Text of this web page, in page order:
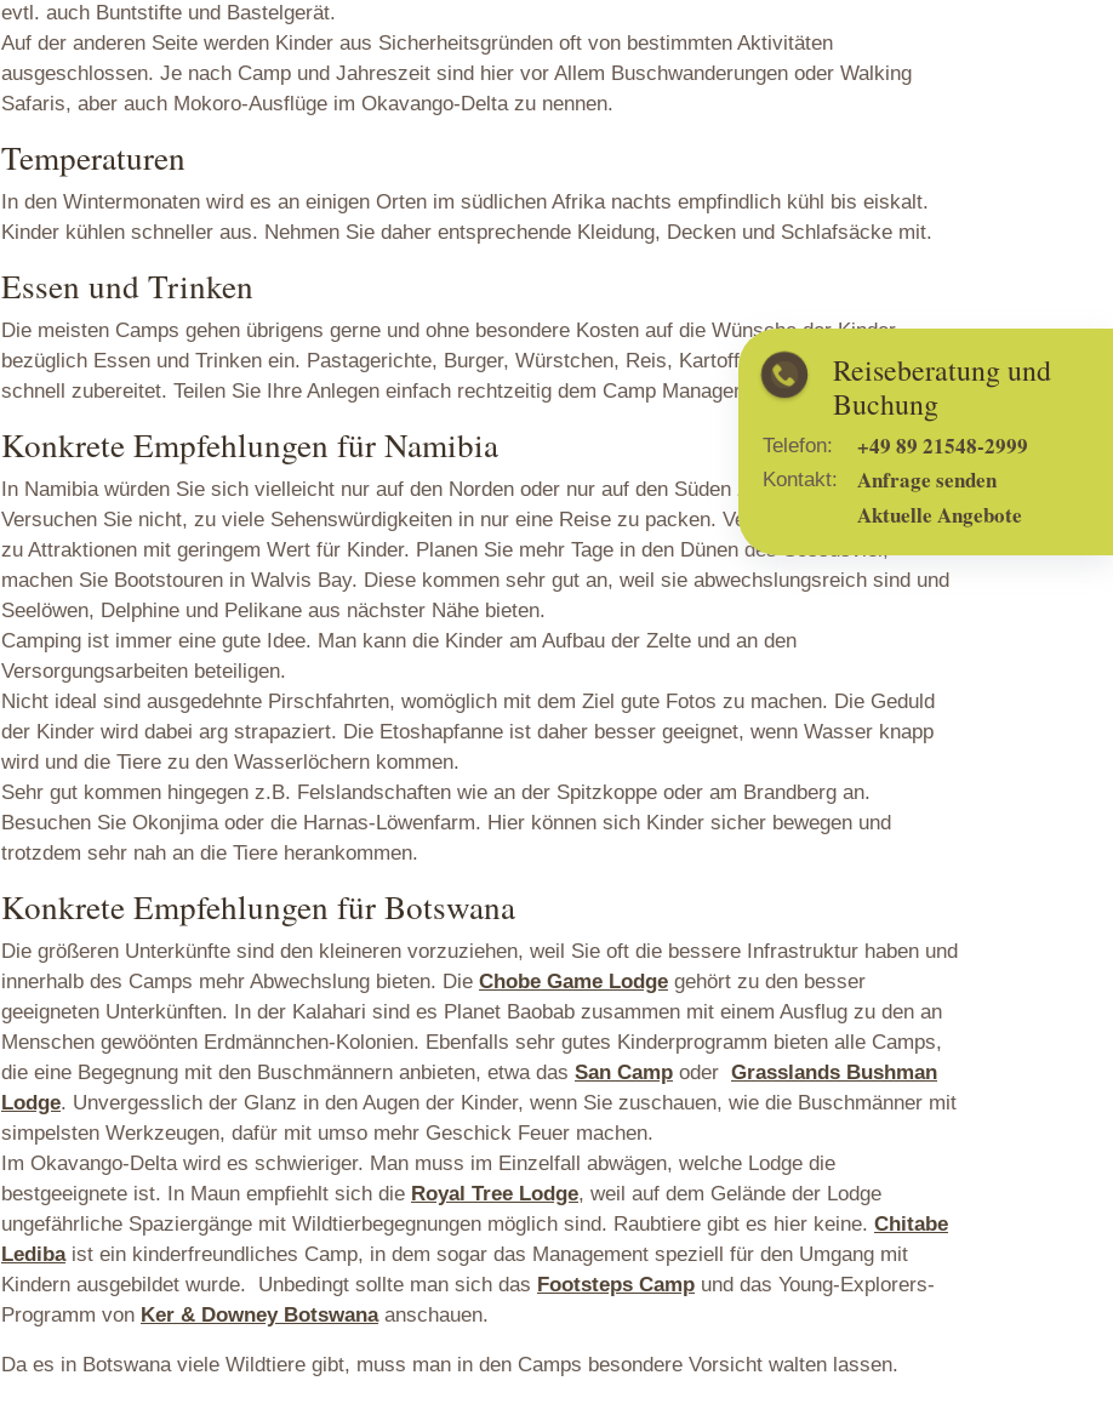
Reiseberatung und
Buchung
Telefon: +49 89 21548-2999
Kontakt:
Anfrage senden
Aktuelle Angebote
evtl. auch Buntstifte und Bastelgerät.
Auf der anderen Seite werden Kinder aus Sicherheitsgründen oft von bestimmten Aktivitäten
ausgeschlossen. Je nach Camp und Jahreszeit sind hier vor Allem Buschwanderungen oder Walking
Safaris, aber auch Mokoro-Ausflüge im Okavango-Delta zu nennen.
Temperaturen
In den Wintermonaten wird es an einigen Orten im südlichen Afrika nachts empfindlich kühl bis eiskalt.
Kinder kühlen schneller aus. Nehmen Sie daher entsprechende Kleidung, Decken und Schlafsäcke mit.
Essen und Trinken
Die meisten Camps gehen übrigens gerne und ohne besondere Kosten auf die Wünsche der Kinder
bezüglich Essen und Trinken ein. Pastagerichte, Burger, Würstchen, Reis, Kartoffeln sind je nach Wunsch
schnell zubereitet. Teilen Sie Ihre Anlegen einfach rechtzeitig dem Camp Management mit.
Konkrete Empfehlungen für Namibia
In Namibia würden Sie sich vielleicht nur auf den Norden oder nur auf den Süden zu beschränken.
Versuchen Sie nicht, zu viele Sehenswürdigkeiten in nur eine Reise zu packen. Vermeiden Sie Abstecher
zu Attraktionen mit geringem Wert für Kinder. Planen Sie mehr Tage in den Dünen des Sossusvlei,
machen Sie Bootstouren in Walvis Bay. Diese kommen sehr gut an, weil sie abwechslungsreich sind und
Seelöwen, Delphine und Pelikane aus nächster Nähe bieten.
Camping ist immer eine gute Idee. Man kann die Kinder am Aufbau der Zelte und an den
Versorgungsarbeiten beteiligen.
Nicht ideal sind ausgedehnte Pirschfahrten, womöglich mit dem Ziel gute Fotos zu machen. Die Geduld
der Kinder wird dabei arg strapaziert. Die Etoshapfanne ist daher besser geeignet, wenn Wasser knapp
wird und die Tiere zu den Wasserlöchern kommen.
Sehr gut kommen hingegen z.B. Felslandschaften wie an der Spitzkoppe oder am Brandberg an.
Besuchen Sie Okonjima oder die Harnas-Löwenfarm. Hier können sich Kinder sicher bewegen und
trotzdem sehr nah an die Tiere herankommen.
Konkrete Empfehlungen für Botswana
Die größeren Unterkünfte sind den kleineren vorzuziehen, weil Sie oft die bessere Infrastruktur haben und
innerhalb des Camps mehr Abwechslung bieten. Die Chobe Game Lodge gehört zu den besser
geeigneten Unterkünften. In der Kalahari sind es Planet Baobab zusammen mit einem Ausflug zu den an
Menschen gewöönten Erdmännchen-Kolonien. Ebenfalls sehr gutes Kinderprogramm bieten alle Camps,
die eine Begegnung mit den Buschmännern anbieten, etwa das San Camp oder Grasslands Bushman
Lodge. Unvergesslich der Glanz in den Augen der Kinder, wenn Sie zuschauen, wie die Buschmänner mit
simpelsten Werkzeugen, dafür mit umso mehr Geschick Feuer machen.
Im Okavango-Delta wird es schwieriger. Man muss im Einzelfall abwägen, welche Lodge die
bestgeeignete ist. In Maun empfiehlt sich die Royal Tree Lodge, weil auf dem Gelände der Lodge
ungefährliche Spaziergänge mit Wildtierbegegnungen möglich sind. Raubtiere gibt es hier keine. Chitabe
Ledibaist ein kinderfreundliches Camp, in dem sogar das Management speziell für den Umgang mit
Kindern ausgebildet wurde. Unbedingt sollte man sich das Footsteps Camp und das Young-Explorers-
Programm von Ker & Downey Botswanaanschauen.
Da es in Botswana viele Wildtiere gibt, muss man in den Camps besondere Vorsicht walten lassen.